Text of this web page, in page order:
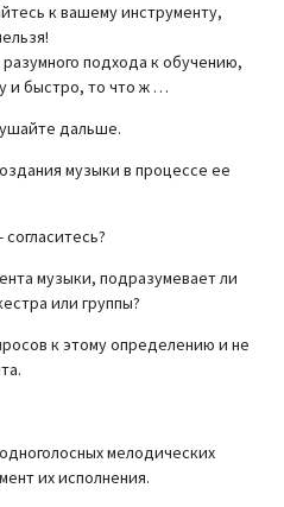
к вашему инструменту,
подхода к обучению,
и быстро, то что ж …
дальше.
музыки в процессе ее
музыки, подразумевает ли
или группы?
к этому определению и не
мелодических
их исполнения.